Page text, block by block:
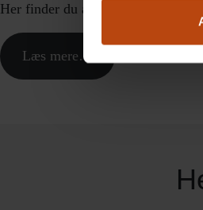
Her finder du al information samlet.
Læs mere…